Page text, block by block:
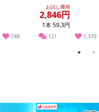
日が異なります。
※dショッピングサンプル百
だいた後のご感想をいただく
禁じます。
転売等、目的以外での利用が
眠・快腸ケア」PET 500
お試し費用
2,846円
1本 59.3円
748 121 1,370
1 2